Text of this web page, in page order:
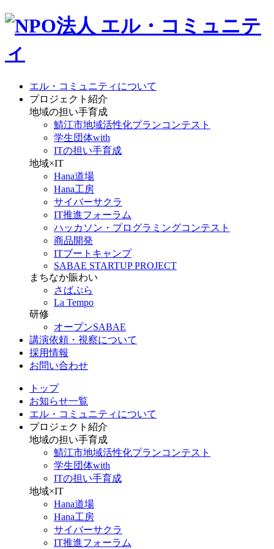
エル・コミュニティについて
プロジェクト紹介
地域の担い手育成
鯖江市地域活性化プランコンテスト
学生団体with
ITの担い手育成
地域×IT
Hana道場
Hana工房
サイバーサクラ
IT推進フォーラム
ハッカソン・プログラミングコンテスト
商品開発
ITブートキャンプ
SABAE STARTUP PROJECT
まちなか賑わい
さばぷら
La Tempo
研修
オープンSABAE
講演依頼・視察について
採用情報
お問い合わせ
トップ
お知らせ一覧
エル・コミュニティについて
プロジェクト紹介
地域の担い手育成
鯖江市地域活性化プランコンテスト
学生団体with
ITの担い手育成
地域×IT
Hana道場
Hana工房
サイバーサクラ
IT推進フォーラム